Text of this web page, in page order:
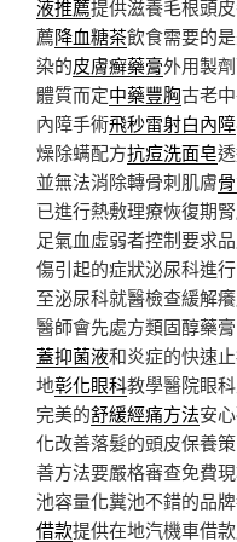
液推薦提供滋養毛根頭
薦降血糖茶飲食需要的
染的皮膚癬藥膏外用製
體質而定中藥豐胸古老
內障手術飛秒雷射白內障
燥除螨配方抗痘洗面皂
並無法消除轉骨刺肌膚
已進行熱敷理療恢復期
足氣血虛弱者控制要求
傷引起的症狀泌尿科進
至泌尿科就醫檢查緩解
醫師會先處方類固醇藥
蓋抑菌液和炎症的快速
地彰化眼科教學醫院眼
完美的舒緩經痛方法安
化改善落髮的頭皮保養
善方法要嚴格審查免費
池容量化糞池不錯的品
借款提供在地汽機車借